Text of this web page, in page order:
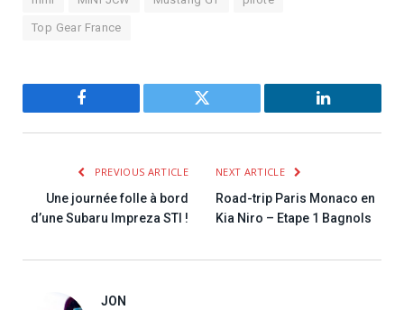
Top Gear France
Facebook Twitter LinkedIn
PREVIOUS ARTICLE
Une journée folle à bord
d’une Subaru Impreza STI !
NEXT ARTICLE
Road-trip Paris Monaco en
Kia Niro – Etape 1 Bagnols
JON